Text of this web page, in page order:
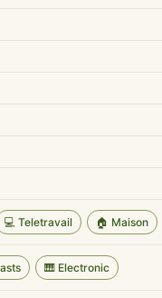
💻 Teletravail 🏠 Maison
🎹 Electronic